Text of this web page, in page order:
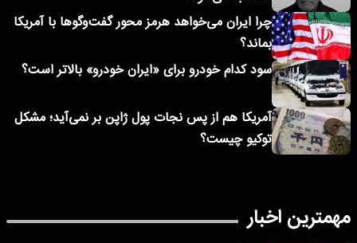
چرا ایران می‌خواهد هرمز محور گفت‌وگوها با آمریکا
بماند؟
سود کدام خودرو برای «ایران خودرو» بالاتر است؟
آمریکا هم از پس نجات پول ژاپن بر نمی‌آید؛ مشکل
توکیو چیست؟
مهمترین اخبار